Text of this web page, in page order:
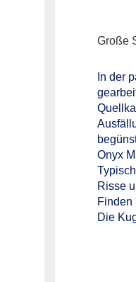
Große
In der
Onyx
Risse
Finden
Die